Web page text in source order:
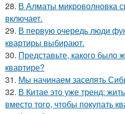
28. В Алматы микроволновка
включает.
29. В первую очередь люди
квартиры выбирают.
30. Представьте, какого было
квартире?
31. Мы начинаем заселять
32. В Китае это уже тренд:
вместо того, чтобы покупать